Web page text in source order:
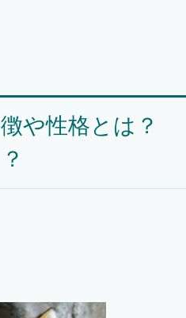
や性格とは？